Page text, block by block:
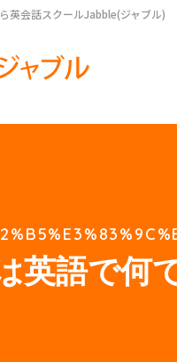
英会話スクールJabble(ジャブル)
英語で何